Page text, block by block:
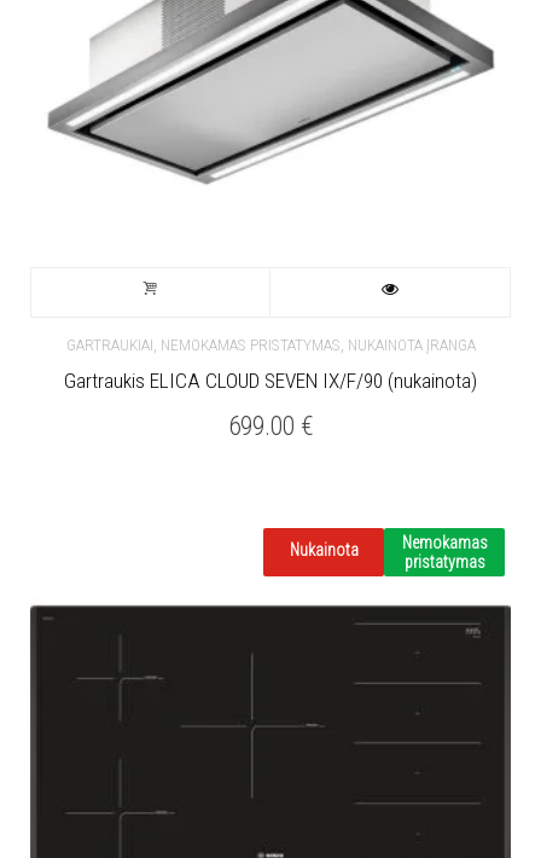
GARTRAUKIAI, NEMOKAMAS PRISTATYMAS, NUKAINOTA ĮRANGA
Gartraukis ELICA CLOUD SEVEN IX/F/90 (nukainota)
699.00 €
Nukainota
Nemokamas
pristatymas